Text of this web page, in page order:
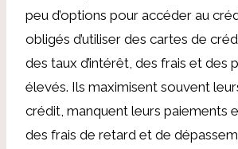
peu d’options pour accéder au
obligés d’utiliser des cartes de
des taux d’intérêt, des frais et des
élevés. Ils maximisent souvent
crédit, manquent leurs paiements
des frais de retard et de